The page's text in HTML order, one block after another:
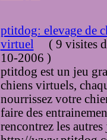
ptitdog: elevage de
virtuel
(9 visites
10-2006 )
ptitdog est un jeu
chiens virtuels,
nourrissez votre
faire des
rencontrez les autres